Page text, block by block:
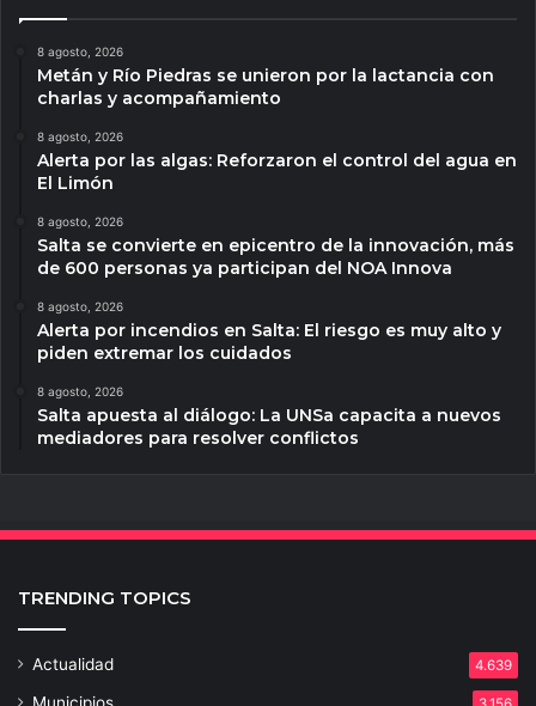
8 agosto, 2026
Metán y Río Piedras se unieron por la lactancia con
charlas y acompañamiento
8 agosto, 2026
Alerta por las algas: Reforzaron el control del agua en
El Limón
8 agosto, 2026
Salta se convierte en epicentro de la innovación, más
de 600 personas ya participan del NOA Innova
8 agosto, 2026
Alerta por incendios en Salta: El riesgo es muy alto y
piden extremar los cuidados
8 agosto, 2026
Salta apuesta al diálogo: La UNSa capacita a nuevos
mediadores para resolver conflictos
TRENDING TOPICS
Actualidad 4.639
Municipios